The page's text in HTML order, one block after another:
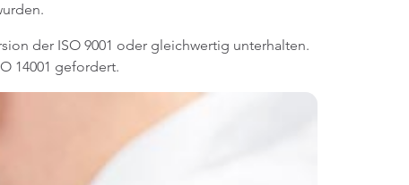
der ISO 9001 oder gleichwertig unterhalten.
14001 gefordert.